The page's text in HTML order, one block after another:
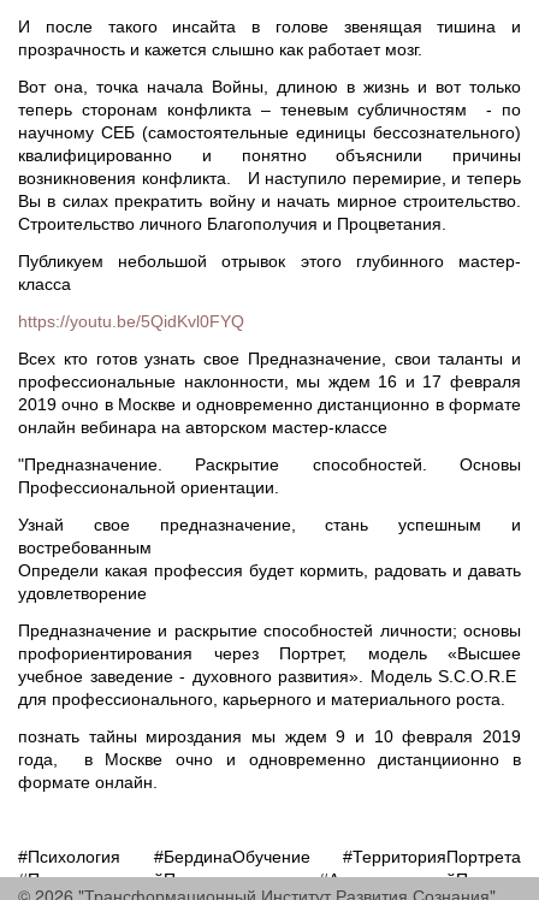
И после такого инсайта в голове звенящая тишина и
прозрачность и кажется слышно как работает мозг.
Вот она, точка начала Войны, длиною в жизнь и вот только
теперь сторонам конфликта – теневым субличностям - по
научному СЕБ (самостоятельные единицы бессознательного)
квалифицированно и понятно объяснили причины
возникновения конфликта. И наступило перемирие, и теперь
Вы в силах прекратить войну и начать мирное строительство.
Строительство личного Благополучия и Процветания.
Публикуем небольшой отрывок этого глубинного мастер-
класса
https://youtu.be/5QidKvl0FYQ
Всех кто готов узнать свое Предназначение, свои таланты и
профессиональные наклонности, мы ждем 16 и 17 февраля
2019 очно в Москве и одновременно дистанционно в формате
онлайн вебинара на авторском мастер-классе
"Предназначение. Раскрытие способностей. Основы
Профессиональной ориентации.
Узнай свое предназначение, стань успешным и
востребованным
Определи какая профессия будет кормить, радовать и давать
удовлетворение
Предназначение и раскрытие способностей личности; основы
профориентирования через Портрет, модель «Высшее
учебное заведение - духовного развития». Модель S.C.O.R.Е
для профессионального, карьерного и материального роста.
познать тайны мироздания мы ждем 9 и 10 февраля 2019
года, в Москве очно и одновременно дистанциионно в
формате онлайн.
#Психология #БердинаОбучение #ТерриторияПортрета
#ПсихологическийПортрет #АрхетипическийПортрет
© 2026 "Трансформационный Институт Развития Сознания"